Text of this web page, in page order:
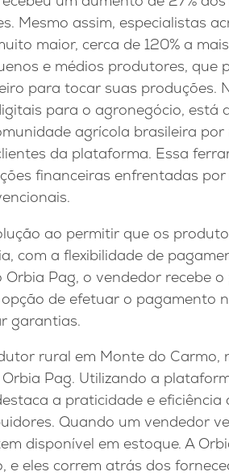
Mesmo assim, especialistas
maior, cerca de 120% a
e médios produtores, que
para tocar suas produções.
para o agronegócio, está
agrícola brasileira
da plataforma. Essa
financeiras enfrentadas
ao permitir que os
com a flexibilidade de
Pag, o vendedor recebe
de efetuar o pagamento
garantias.
rural em Monte do Carmo,
Pag. Utilizando a
a praticidade e eficiência
Quando um vendedor
disponível em estoque. A
e eles correm atrás dos